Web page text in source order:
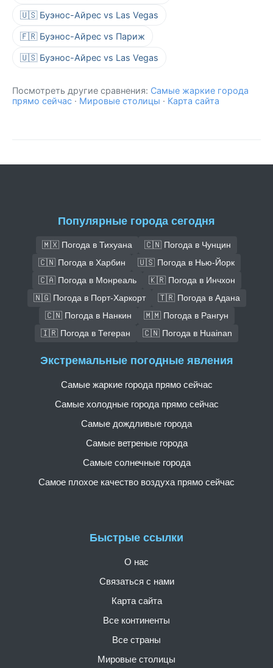
🇺🇸 Буэнос-Айрес vs Las Vegas
🇫🇷 Буэнос-Айрес vs Париж
🇺🇸 Буэнос-Айрес vs Las Vegas
Посмотреть другие сравнения: Самые жаркие города
прямо сейчас · Мировые столицы · Карта сайта
Популярные города сегодня
🇲🇽 Погода в Тихуана
🇨🇳 Погода в Чунцин
🇨🇳 Погода в Харбин
🇺🇸 Погода в Нью-Йорк
🇨🇦 Погода в Монреаль
🇰🇷 Погода в Инчхон
🇳🇬 Погода в Порт-Харкорт
🇹🇷 Погода в Адана
🇨🇳 Погода в Нанкин
🇲🇲 Погода в Рангун
🇮🇷 Погода в Тегеран
🇨🇳 Погода в Huainan
Быстрые ссылки
О нас
Связаться с нами
Карта сайта
Все континенты
Все страны
Мировые столицы
Экстремальные погодные явления
Самые жаркие города прямо сейчас
Самые холодные города прямо сейчас
Самые дождливые города
Самые ветреные города
Самые солнечные города
Самое плохое качество воздуха прямо сейчас